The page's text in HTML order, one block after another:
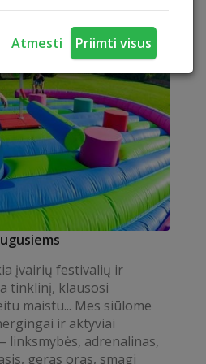
Atmesti Priimti visus
įvairių festivalių ir
tinklinį, klausosi
maistu... Mes siūlome
ir aktyviai
linksmybės, adrenalinas,
geras oras, smagi